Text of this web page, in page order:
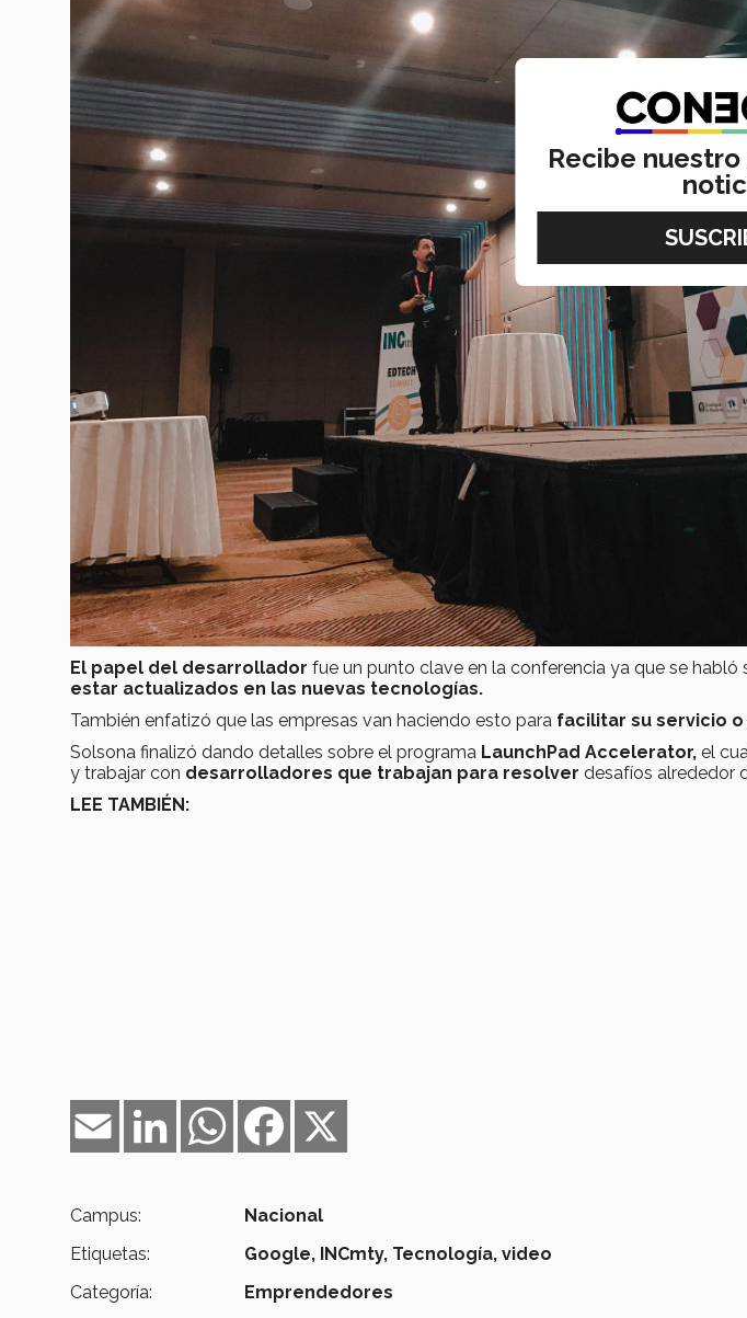
El papel del desarrollador fue un punto clave en la conferencia ya que se habló
estar actualizados en las nuevas tecnologías.
También enfatizó que las empresas van haciendo esto para facilitar su servicio
Solsona finalizó dando detalles sobre el programa LaunchPad Accelerator, el
y trabajar con desarrolladores que trabajan para resolver desafíos alrededor
LEE TAMBIÉN:
Facebook
WhatsApp
LinkedIn
Email
Campus:
Nacional
Etiquetas:
Google, INCmty, Tecnología, video
Categoría:
Emprendedores
Recibe